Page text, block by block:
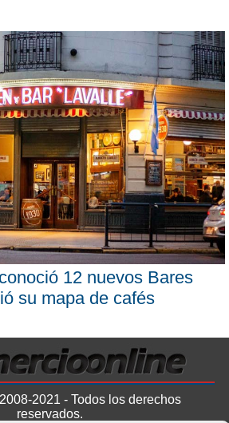
12 nuevos Bares
su mapa de cafés
2021 - Todos los derechos
reservados.